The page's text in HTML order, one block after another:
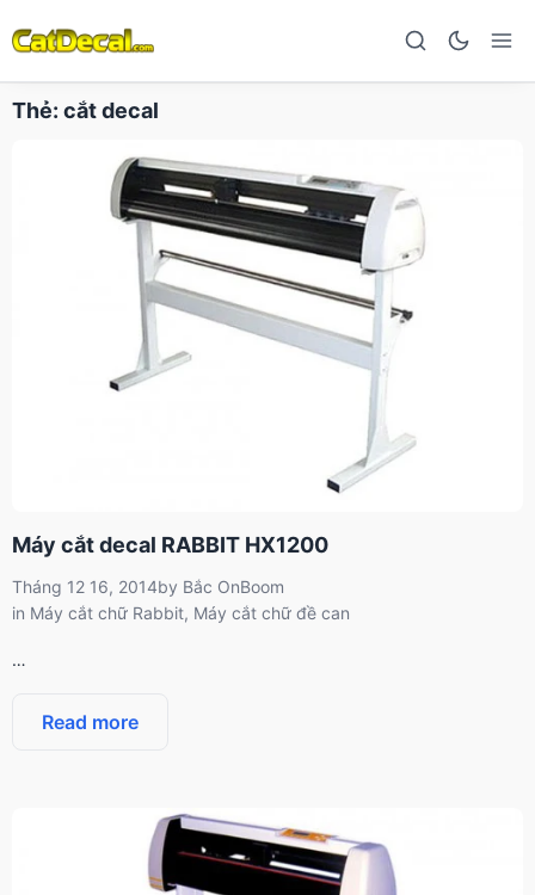
Thẻ: cắt decal
Máy cắt decal RABBIT HX1200
Tháng 12 16, 2014by Bắc OnBoom
in Máy cắt chữ Rabbit, Máy cắt chữ đề can
…
Read more